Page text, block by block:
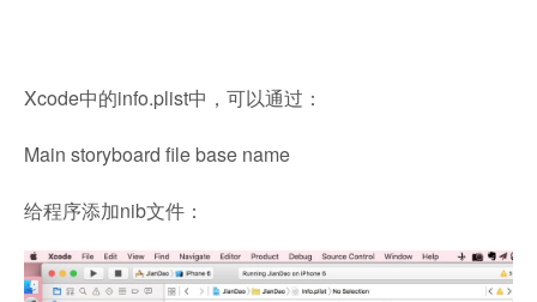
Xcode中的info.plist中，可以通过：
Main storyboard file base name
给程序添加nib文件：